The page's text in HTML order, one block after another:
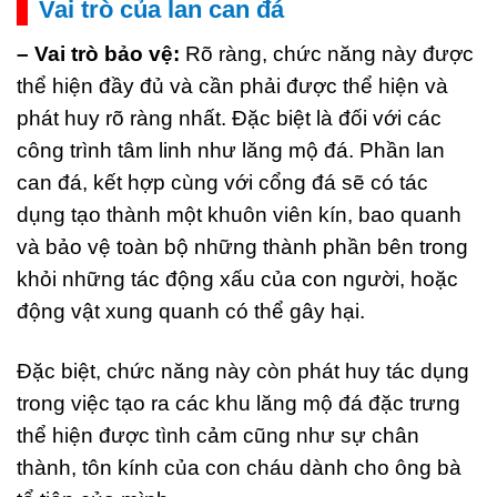
Vai trò của lan can đá
– Vai trò bảo vệ: Rõ ràng, chức năng này được
thể hiện đầy đủ và cần phải được thể hiện và
phát huy rõ ràng nhất. Đặc biệt là đối với các
công trình tâm linh như lăng mộ đá. Phần lan
can đá, kết hợp cùng với cổng đá sẽ có tác
dụng tạo thành một khuôn viên kín, bao quanh
và bảo vệ toàn bộ những thành phần bên trong
khỏi những tác động xấu của con người, hoặc
động vật xung quanh có thể gây hại.
Đặc biệt, chức năng này còn phát huy tác dụng
trong việc tạo ra các khu lăng mộ đá đặc trưng
thể hiện được tình cảm cũng như sự chân
thành, tôn kính của con cháu dành cho ông bà